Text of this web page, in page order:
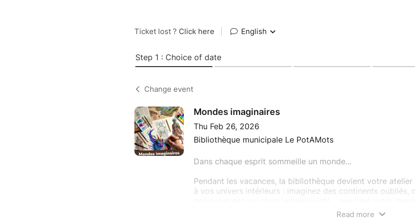
Ticket lost ? Click here English
Step 1 : Choice of date
Change event
Mondes imaginaires
Thu Feb 26, 2026
Bibliothèque municipale Le PotAMots
Dans chaque esprit sommeille un monde...
Pendant les vacances, la bibliothèque devient votre
à vos univers intérieurs : imaginez des continents oubliés,
Read more